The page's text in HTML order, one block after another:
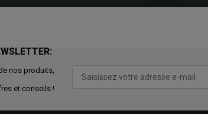
nos produits,
et conseils !